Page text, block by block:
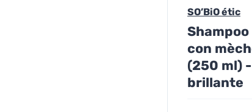
SO’BiO étic
con
(250 ml)
brillante